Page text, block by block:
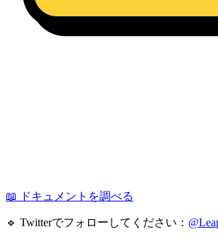
📖 ドキュメントを調べる
🔹 Twitterでフォローしてください：